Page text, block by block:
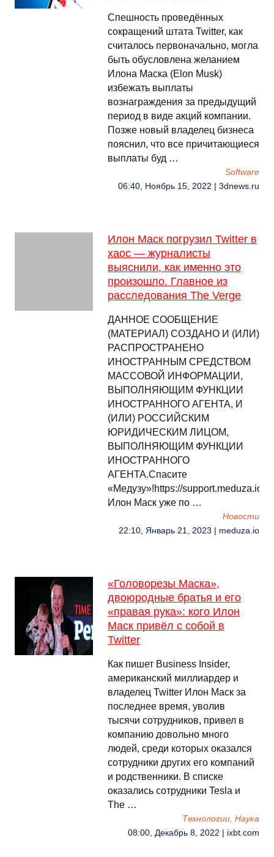
Спешность проведённых
сокращений штата Twitter, как
считалось первоначально, могла
быть обусловлена желанием
Илона Маска (Elon Musk)
избежать выплаты
вознаграждения за предыдущий
период в виде акций компании.
Позже новый владелец бизнеса
пояснил, что все причитающиеся
выплаты буд …
Software
06:40, Ноябрь 15, 2022 | 3dnews.ru
Илон Маск погрузил Twitter в
хаос — журналисты
выяснили, как именно это
произошло. Главное из
расследования The Verge
ДАННОЕ СООБЩЕНИЕ
(МАТЕРИАЛ) СОЗДАНО И (ИЛИ)
РАСПРОСТРАНЕНО
ИНОСТРАННЫМ СРЕДСТВОМ
МАССОВОЙ ИНФОРМАЦИИ,
ВЫПОЛНЯЮЩИМ ФУНКЦИИ
ИНОСТРАННОГО АГЕНТА, И
(ИЛИ) РОССИЙСКИМ
ЮРИДИЧЕСКИМ ЛИЦОМ,
ВЫПОЛНЯЮЩИМ ФУНКЦИИ
ИНОСТРАННОГО
АГЕНТА.Спасите
«Медузу»!https://support.meduza.io
Илон Маск уже по …
Новости
22:10, Январь 21, 2023 | meduza.io
«Головорезы Маска»,
двоюродные братья и его
«правая рука»: кого Илон
Маск привёл с собой в
Twitter
Как пишет Business Insider,
американский миллиардер и
владелец Twitter Илон Маск за
последнее время, уволив
тысячи сотрудников, привел в
компанию довольно много
людей, среди которых оказался
сотрудники других его компаний
и родственники. В списке
оказались сотрудники Tesla и
The …
Технологии, Наука
08:00, Декабрь 8, 2022 | ixbt.com